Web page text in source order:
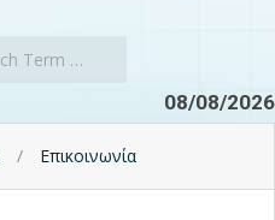
08/08/2026
Επικοινωνία